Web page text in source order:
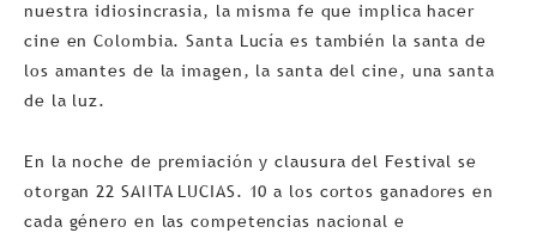
nuestra idiosincrasia, la misma fe que implica hacer
cine en Colombia. Santa Lucí­a es también la santa de
los amantes de la imagen, la santa del cine, una santa
de la luz.
En la noche de premiación y clausura del Festival se
otorgan 22 SANTA LUCIAS. 10 a los cortos ganadores en
cada género en las competencias nacional e